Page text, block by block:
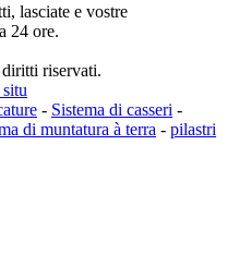
lasciate e vostre
24 ore.
riservati.
- Sistema di casseri -
di muntatura à terra - pilastri